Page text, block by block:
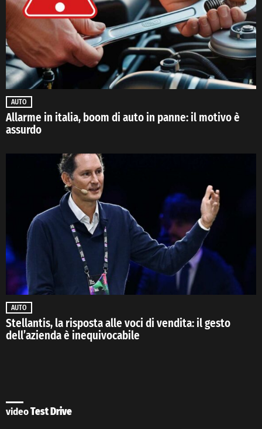
AUTO
Allarme in italia, boom di auto in panne: il motivo è
assurdo
AUTO
Stellantis, la risposta alle voci di vendita: il gesto
dell’azienda è inequivocabile
videoTest Drive